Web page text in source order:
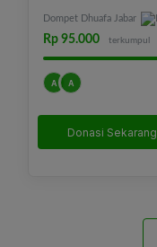
Dompet Dhuafa Jabar
Rp 95.000 terkumpul
A A
Donasi Sekarang